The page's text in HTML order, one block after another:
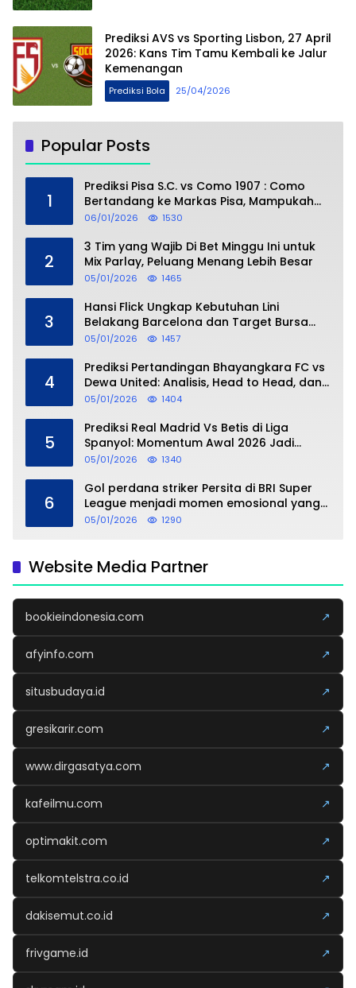
Prediksi AVS vs Sporting Lisbon, 27 April
2026: Kans Tim Tamu Kembali ke Jalur
Kemenangan
Prediksi Bola 25/04/2026
Popular Posts
1
Prediksi Pisa S.C. vs Como 1907 : Como
Bertandang ke Markas Pisa, Mampukah
Asuhan Cesc Fàbregas Mencuri Poin?
06/01/2026 1530
2
3 Tim yang Wajib Di Bet Minggu Ini untuk
Mix Parlay, Peluang Menang Lebih Besar
05/01/2026 1465
3
Hansi Flick Ungkap Kebutuhan Lini
Belakang Barcelona dan Target Bursa
Transfer Januari
05/01/2026 1457
4
Prediksi Pertandingan Bhayangkara FC vs
Dewa United: Analisis, Head to Head, dan
Perkiraan Skor
05/01/2026 1404
5
Prediksi Real Madrid Vs Betis di Liga
Spanyol: Momentum Awal 2026 Jadi
Taruhan
05/01/2026 1340
6
Gol perdana striker Persita di BRI Super
League menjadi momen emosional yang
dipersembahkan untuk sang buah hati
05/01/2026 1290
Website Media Partner
bookieindonesia.com ↗
afyinfo.com ↗
situsbudaya.id ↗
gresikarir.com ↗
www.dirgasatya.com ↗
kafeilmu.com ↗
optimakit.com ↗
telkomtelstra.co.id ↗
dakisemut.co.id ↗
frivgame.id ↗